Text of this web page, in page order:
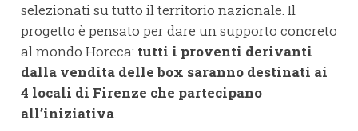
selezionati su tutto il territorio nazionale. Il
progetto è pensato per dare un supporto concreto
al mondo Horeca: tutti i proventi derivanti
dalla vendita delle box saranno destinati ai
4 locali di Firenze che partecipano
all’iniziativa.